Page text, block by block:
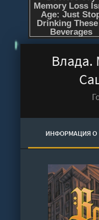
Влада.
ИНФОРМАЦИЯ О
АУДИОКНИГЕ